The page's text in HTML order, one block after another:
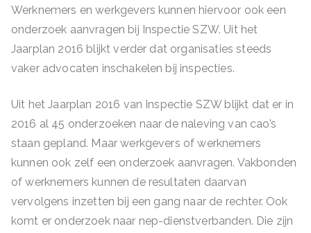
Werknemers en werkgevers kunnen hiervoor ook een
onderzoek aanvragen bij Inspectie SZW. Uit het
Jaarplan 2016 blijkt verder dat organisaties steeds
vaker advocaten inschakelen bij inspecties.
Uit het Jaarplan 2016 van Inspectie SZW blijkt dat er in
2016 al 45 onderzoeken naar de naleving van cao’s
staan gepland. Maar werkgevers of werknemers
kunnen ook zelf een onderzoek aanvragen. Vakbonden
of werknemers kunnen de resultaten daarvan
vervolgens inzetten bij een gang naar de rechter. Ook
komt er onderzoek naar nep-dienstverbanden. Die zijn